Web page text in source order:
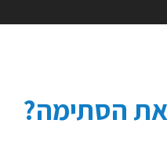
הסתימה?